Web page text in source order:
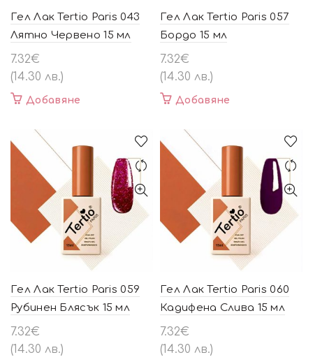
Гел Лак Tertio Paris 043
Лятно Червено 15 мл
7.32€
(14.30 лв.)
Добавяне
Гел Лак Tertio Paris 057
Бордо 15 мл
7.32€
(14.30 лв.)
Добавяне
Гел Лак Tertio Paris 059
Рубинен Блясък 15 мл
7.32€
(14.30 лв.)
Гел Лак Tertio Paris 060
Кадифена Слива 15 мл
7.32€
(14.30 лв.)